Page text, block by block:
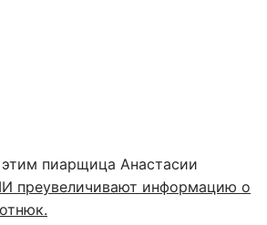
пиарщица Анастасии
преувеличивают информацию о